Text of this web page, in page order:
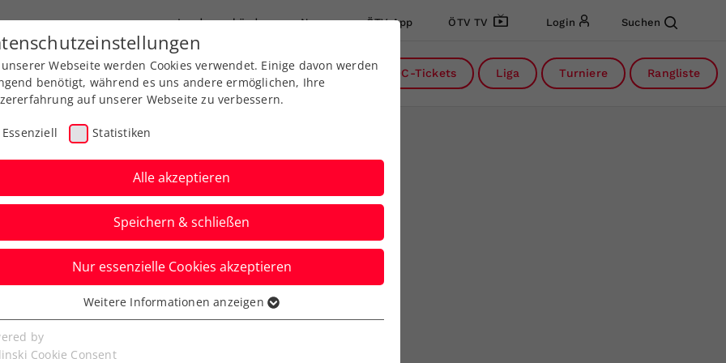
Landesverbände News ÖTV App ÖTV TV Login Suchen
Ausbildung Services Über uns DC-Tickets Liga Turniere Rangliste
Wer? Wann? Wo?
von Rom: Lucas Miedler.
Webseite werden Cookies verwendet. Einige davon werden
benötigt, während es uns andere ermöglichen, Ihre
auf unserer Webseite zu verbessern.
Essenziell Statistiken
Alle akzeptieren
Speichern & schließen
Nur essenzielle Cookies akzeptieren
Cookies werden für grundlegende Funktionen der
benötigt. Dadurch ist gewährleistet, dass die Webseite
Weitere Informationen anzeigen
by
Cookie Consent